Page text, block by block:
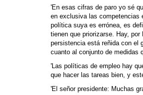
'En esas cifras de paro yo sé
en exclusiva las competencias
política suya es errónea, es
tienen que priorizarse. Hay,
persistencia está reñida con el
cuanto al conjunto de medidas
'Las políticas de empleo hay
que hacer las tareas bien, y
'El señor presidente: Muchas